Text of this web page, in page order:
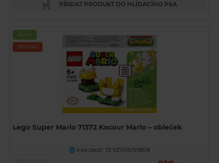
PŘIDAT PRODUKT DO HLÍDACÍHO PSA
Akční
Novinka
Lego Super Mario 71372 Kocour Mario – obleček
U Kód zboží: 33-027/00/618518